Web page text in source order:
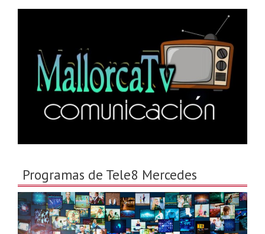
Programas de Tele8 Mercedes